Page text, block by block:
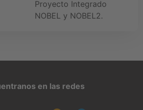
Proyecto Integrado
NOBEL y NOBEL2.
en las redes